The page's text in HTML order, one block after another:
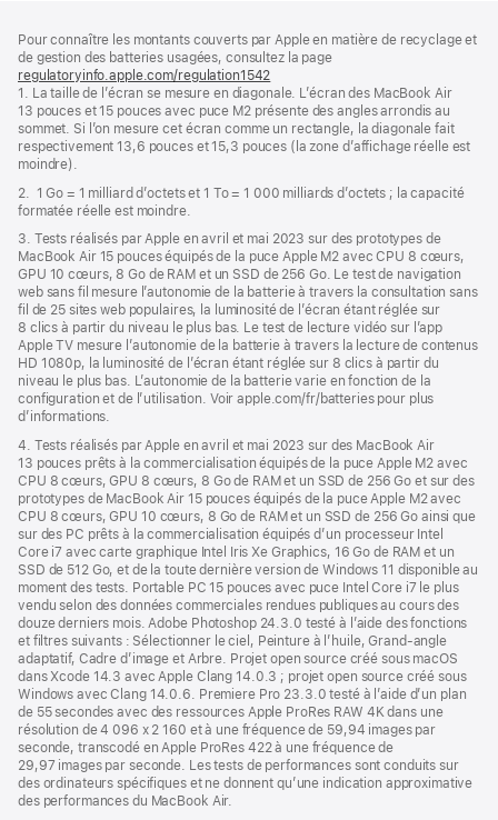
de
page
de
bas
de
page
Pour connaître les montants couverts par Apple en matière de recyclage et
de gestion des batteries usagées, consultez la page
regulatoryinfo.apple.com/regulation1542
dans
une
nouvelle
fenêtre)
1. La taille de l’écran se mesure en diagonale. L’écran des MacBook Air
13 pouces et 15 pouces avec puce M2 présente des angles arrondis au
sommet. Si l’on mesure cet écran comme un rectangle, la diagonale fait
respectivement 13,6 pouces et 15,3 pouces (la zone d’affichage réelle est
moindre).
2. 1 Go = 1 milliard d’octets et 1 To = 1 000 milliards d’octets ; la capacité
formatée réelle est moindre.
3. Tests réalisés par Apple en avril et mai 2023 sur des prototypes de
MacBook Air 15 pouces équipés de la puce Apple M2 avec CPU 8 cœurs,
GPU 10 cœurs, 8 Go de RAM et un SSD de 256 Go. Le test de navigation
web sans fil mesure l’autonomie de la batterie à travers la consultation sans
fil de 25 sites web populaires, la luminosité de l’écran étant réglée sur
8 clics à partir du niveau le plus bas. Le test de lecture vidéo sur l’app
Apple TV mesure l’autonomie de la batterie à travers la lecture de contenus
HD 1080p, la luminosité de l’écran étant réglée sur 8 clics à partir du
niveau le plus bas. L’autonomie de la batterie varie en fonction de la
configuration et de l’utilisation. Voir apple.com/fr/batteries pour plus
d’informations.
4. Tests réalisés par Apple en avril et mai 2023 sur des MacBook Air
13 pouces prêts à la commercialisation équipés de la puce Apple M2 avec
CPU 8 cœurs, GPU 8 cœurs, 8 Go de RAM et un SSD de 256 Go et sur des
prototypes de MacBook Air 15 pouces équipés de la puce Apple M2 avec
CPU 8 cœurs, GPU 10 cœurs, 8 Go de RAM et un SSD de 256 Go ainsi que
sur des PC prêts à la commercialisation équipés d’un processeur Intel
Core i7 avec carte graphique Intel Iris Xe Graphics, 16 Go de RAM et un
SSD de 512 Go, et de la toute dernière version de Windows 11 disponible au
moment des tests. Portable PC 15 pouces avec puce Intel Core i7 le plus
vendu selon des données commerciales rendues publiques au cours des
douze derniers mois. Adobe Photoshop 24.3.0 testé à l’aide des fonctions
et filtres suivants : Sélectionner le ciel, Peinture à l’huile, Grand-angle
adaptatif, Cadre d’image et Arbre. Projet open source créé sous macOS
dans Xcode 14.3 avec Apple Clang 14.0.3 ; projet open source créé sous
Windows avec Clang 14.0.6. Premiere Pro 23.3.0 testé à l’aide d’un plan
de 55 secondes avec des ressources Apple ProRes RAW 4K dans une
résolution de 4 096 x 2 160 et à une fréquence de 59,94 images par
seconde, transcodé en Apple ProRes 422 à une fréquence de
29,97 images par seconde. Les tests de performances sont conduits sur
des ordinateurs spécifiques et ne donnent qu’une indication approximative
des performances du MacBook Air.